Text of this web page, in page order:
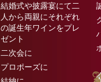
結婚式や披露宴にて二
人から両親にそれぞれ
の誕生年ワインをプレ
ゼント
二次会に
プロポーズに